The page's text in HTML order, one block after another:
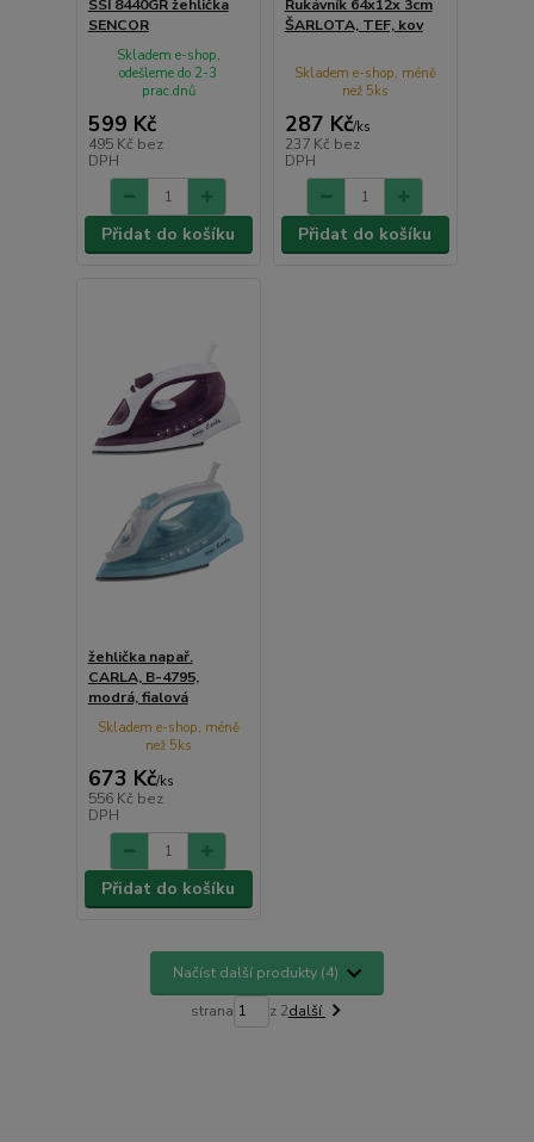
SSI 8440GR žehlička
SENCOR
599 Kč
495 Kč bez
DPH
Skladem e-shop,
odešleme do 2-3
prac.dnů
Přidat do košíku
Rukávník 64x12x 3cm
ŠARLOTA, TEF, kov
287 Kč/ks
237 Kč bez
DPH
Skladem e-shop, méně
než 5ks
Přidat do košíku
žehlička napař.
CARLA, B-4795,
modrá, fialová
673 Kč/ks
556 Kč bez
DPH
Skladem e-shop, méně
než 5ks
Přidat do košíku
Načíst další produkty (4)
strana z 2další